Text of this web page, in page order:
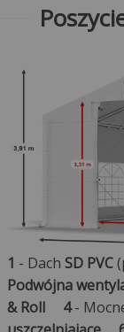
1 - Dach SD PVC
Podwójna
& Roll
4-